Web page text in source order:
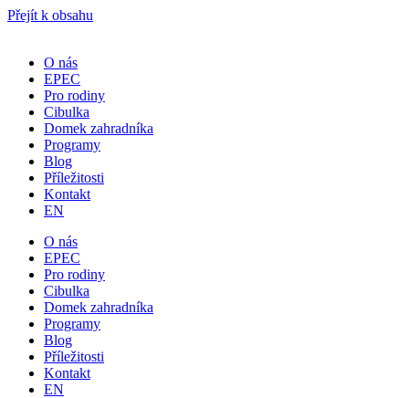
Přejít k obsahu
O nás
EPEC
Pro rodiny
Cibulka
Domek zahradníka
Programy
Blog
Příležitosti
Kontakt
EN
O nás
EPEC
Pro rodiny
Cibulka
Domek zahradníka
Programy
Blog
Příležitosti
Kontakt
EN